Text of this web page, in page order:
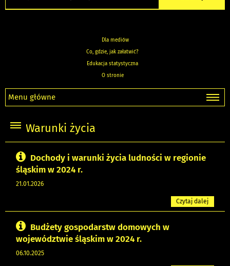
Dla mediów
Co, gdzie, jak załatwić?
Edukacja statystyczna
O stronie
Menu główne
Warunki życia
Dochody i warunki życia ludności w regionie
śląskim w 2024 r.
21.01.2026
Czytaj dalej
Budżety gospodarstw domowych w
województwie śląskim w 2024 r.
06.10.2025